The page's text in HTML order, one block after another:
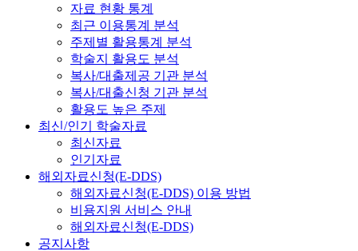
자료 현황 통계
최근 이용통계 분석
주제별 활용통계 분석
학술지 활용도 분석
복사/대출제공 기관 분석
복사/대출신청 기관 분석
활용도 높은 주제
최신/인기 학술자료
최신자료
인기자료
해외자료신청(E-DDS)
해외자료신청(E-DDS) 이용 방법
비용지원 서비스 안내
해외자료신청(E-DDS)
공지사항